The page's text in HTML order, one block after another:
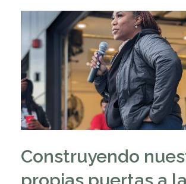
Construyendo
propias puertas a